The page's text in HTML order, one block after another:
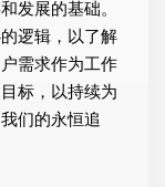
发展的基础。
逻辑，以了解
需求作为工作
标，以持续为
们的永恒追